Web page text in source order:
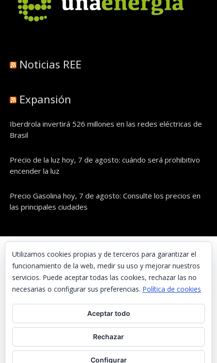
Noticias REE
Expansión
Iberdrola invertirá 526 millones en las redes eléctricas de
Brasil
Precio de la luz hoy, 7 de agosto: cuándo será prohibitivo
encender la luz
Precio Gasolina hoy, 7 de agosto: Consulte los precios en
las principales ciudades
© UNAENERGÍA, S.L.
Inicio
Contacta con nosotros
Preguntas frecuentes
Aviso Legal
Política de cookies
Noticias
Utilizamos cookies propias y de terceros para garantizar el
funcionamiento de la web, medir su uso y mejorar nuestros
servicios. Puede aceptar todas las cookies, rechazar las no
necesarias o configurar sus preferencias. Política de cookies
Aceptar todo
Rechazar
Configurar